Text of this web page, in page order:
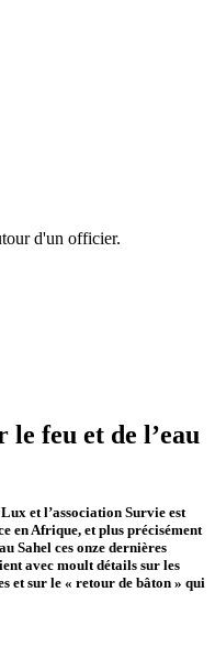
feu et de l’eau
et l’association Survie est
en Afrique, et plus précisément
Sahel ces onze dernières
avec moult détails sur les
et sur le « retour de bâton » qui